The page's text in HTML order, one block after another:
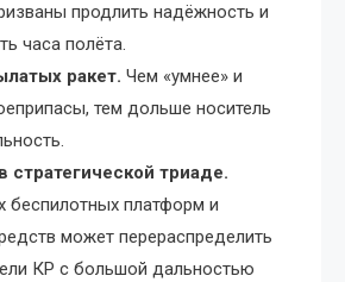
продлить надёжность и
часа полёта.
ракет. Чем «умнее» и
тем дольше носитель
стратегической триаде.
беспилотных платформ и
может перераспределить
КР с большой дальностью